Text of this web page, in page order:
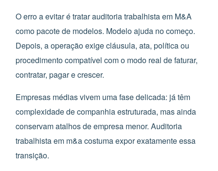
O erro a evitar é tratar auditoria trabalhista em M&A
como pacote de modelos. Modelo ajuda no começo.
Depois, a operação exige cláusula, ata, política ou
procedimento compatível com o modo real de faturar,
contratar, pagar e crescer.
Empresas médias vivem uma fase delicada: já têm
complexidade de companhia estruturada, mas ainda
conservam atalhos de empresa menor. Auditoria
trabalhista em m&a costuma expor exatamente essa
transição.